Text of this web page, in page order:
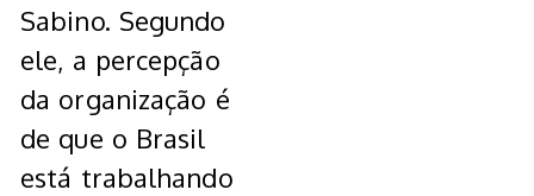
Sabino. Segundo
ele, a percepção
da organização é
de que o Brasil
está trabalhando